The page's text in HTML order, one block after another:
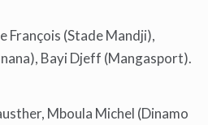
François (Stade Mandji),
Bayi Djeff (Mangasport).
Mboula Michel (Dinamo